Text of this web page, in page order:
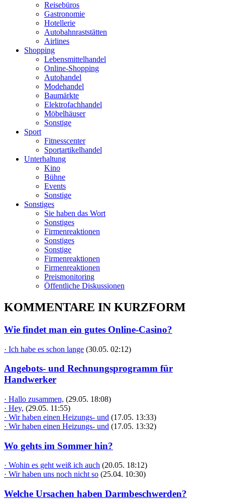
Reisebüros
Gastronomie
Hotellerie
Autobahnraststätten
Airlines
Shopping
Lebensmittelhandel
Online-Shopping
Autohandel
Modehandel
Baumärkte
Elektrofachhandel
Möbelhäuser
Sonstige
Sport
Fitnesscenter
Sportartikelhandel
Unterhaltung
Kino
Bühne
Events
Sonstige
Sonstiges
Sie haben das Wort
Sonstiges
Firmenreaktionen
Sonstiges
Sonstige
Firmenreaktionen
Firmenreaktionen
Preismonitoring
Öffentliche Diskussionen
KOMMENTARE IN KURZFORM
Wie findet man ein gutes Online-Casino?
· Ich habe es schon lange (30.05. 02:12)
Angebots- und Rechnungsprogramm für
Handwerker
· Hallo zusammen, (29.05. 18:08)
· Hey, (29.05. 11:55)
· Wir haben einen Heizungs- und (17.05. 13:33)
· Wir haben einen Heizungs- und (17.05. 13:32)
Wo gehts im Sommer hin?
· Wohin es geht weiß ich auch (20.05. 18:12)
· Wir haben uns noch nicht so (25.04. 10:30)
Welche Ursachen haben Darmbeschwerden?